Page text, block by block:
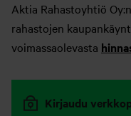
Aktia Rahastoyhtiö
rahastojen
voimassaolevasta
Kirjaudu